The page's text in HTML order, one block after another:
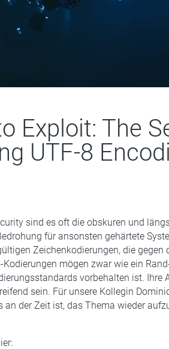
Exploit: The
UTF-8
sind es oft die obskuren und
für ansonsten gehärtete
Zeichenkodierungen, die gegen
mögen zwar wie ein
vorbehalten ist. Ihre
sein. Für unsere Kollegin
an der Zeit ist, das Thema wieder